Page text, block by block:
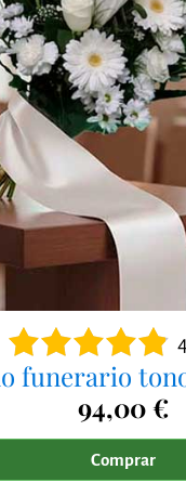
funerario
94,00 €
Comprar